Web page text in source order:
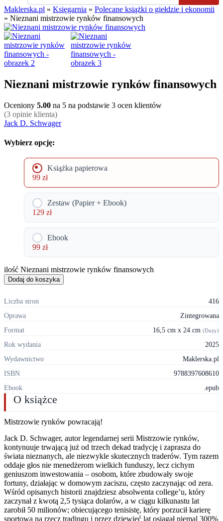
Maklerska.pl » Księgarnia » Polecane książki o giełdzie i ekonomii
» Nieznani mistrzowie rynków finansowych
Nieznani mistrzowie rynków finansowych
Oceniony 5.00 na 5 na podstawie 3 ocen klientów
(3 opinie klienta)
Jack D. Schwager
Wybierz opcję:
Książka papierowa
99 zł
Zestaw (Papier + Ebook)
129 zł
Ebook
99 zł
ilość Nieznani mistrzowie rynków finansowych
Dodaj do koszyka
Liczba stron
416
Oprawa
Zintegrowana
Format
16,5 cm x 24 cm (Duży)
Rok wydania
2025
Wydawnictwo
Maklerska.pl
ISBN
9788397608610
Ebook
.epub
O książce
Mistrzowie rynków powracają!
Jack D. Schwager, autor legendarnej serii Mistrzowie rynków,
kontynuuje trwającą już od trzech dekad tradycję i zaprasza do
świata nieznanych, ale niezwykle skutecznych traderów. Tym razem
oddaje głos nie menedżerom wielkich funduszy, lecz cichym
geniuszom inwestowania – osobom, które zbudowały swoje
fortuny, działając w domowym zaciszu, często zaczynając od zera.
Wśród opisanych historii znajdziesz absolwenta college’u, który
zaczynał z kwotą 2,5 tysiąca dolarów, a w ciągu kilkunastu lat
zarobił 50 milionów; obiecującego tenisistę, który porzucił karierę
sportową na rzecz tradingu i przez dziewięć lat osiągał niemal 300%